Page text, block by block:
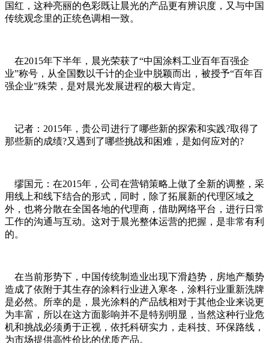
国红，这种亮丽的色彩既让晨光的产品更有辨识度，又与中国
传统观念里的正统色调相一致。
在2015年下半年，晨光荣获了“中国涂料工业百年百强企
业”称号，从全国数以千计的企业中脱颖而出，被授予“百年百
强企业”殊荣，是对晨光发展进程的极大肯定。
记者：2015年，贵公司进行了哪些新的探索和实践?取得了
那些新的成绩?又遇到了哪些挑战和困难，是如何应对的?
缪国元：在2015年，公司在营销策略上做了全新的调整，采
用线上和线下结合的形式，同时，除了拓展新的代理区域之
外，也将分散在全国各地的代理商，借助网络平台，进行日常
工作的沟通与互动。这对于晨光整体运营的把握，是非常有利
的。
在当前形势下，中国传统制造业出现下滑趋势，房地产颓势
造成了依附于其生存的涂料行业进入寒冬，涂料行业重新洗牌
是必然。所幸的是，晨光涂料的产品线相对于其他企业来说更
为丰富，所以在这方面影响并不是特别明显，当然这种行业危
机和挑战必须勇于正视，依托科研实力，走科技、环保路线，
为市场提供高性价比的优质产品。